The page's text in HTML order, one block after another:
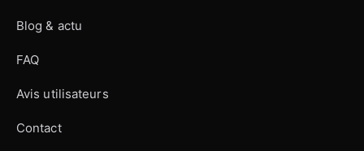
Blog & actu
FAQ
Avis utilisateurs
Contact